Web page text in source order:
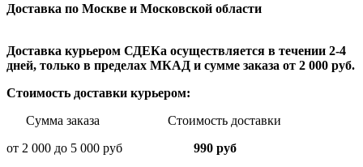
Доставка по Москве и Московской области
Доставка курьером СДЕКа осуществляется в течении 2-4
дней, только в пределах МКАД и сумме заказа от 2 000 руб.
Стоимость доставки курьером:
Сумма заказа Стоимость доставки
от 2 000 до 5 000 руб
990 руб